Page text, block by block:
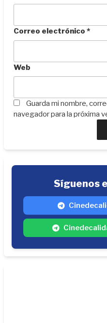
Correo electrónico *
Web
Guarda mi nombre,
navegador para la próxima
Síguenos